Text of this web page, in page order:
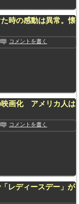
時の感動は異常。懐
コメントを書く
映画化 アメリカ人は
コメントを書く
レディースデー」が